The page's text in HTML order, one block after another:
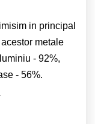
in principal
metale
- 92%,
- 56%.